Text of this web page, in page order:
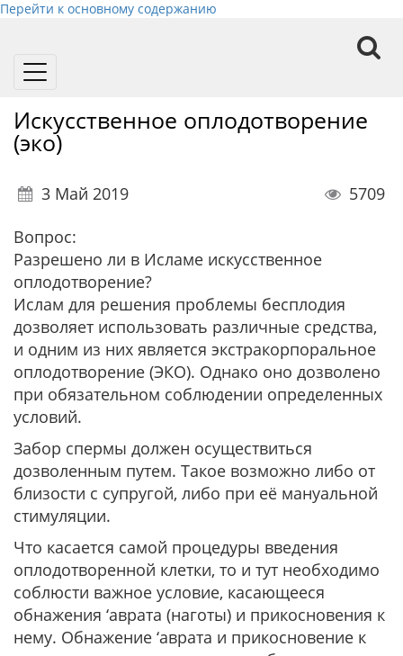
Перейти к основному содержанию
Toggle
Искусственное оплодотворение
(эко)
3 Май 2019
5709
Вопрос:
Разрешено ли в Исламе искусственное
оплодотворение?
Ислам для решения проблемы бесплодия
дозволяет использовать различные средства,
и одним из них является экстракорпоральное
оплодотворение (ЭКО). Однако оно дозволено
при обязательном соблюдении определенных
условий.
Забор спермы должен осуществиться
дозволенным путем. Такое возможно либо от
близости с супругой, либо при её мануальной
стимуляции.
Что касается самой процедуры введения
оплодотворенной клетки, то и тут необходимо
соблюсти важное условие, касающееся
обнажения ‘аврата (наготы) и прикосновения к
нему. Обнажение ‘аврата и прикосновение к